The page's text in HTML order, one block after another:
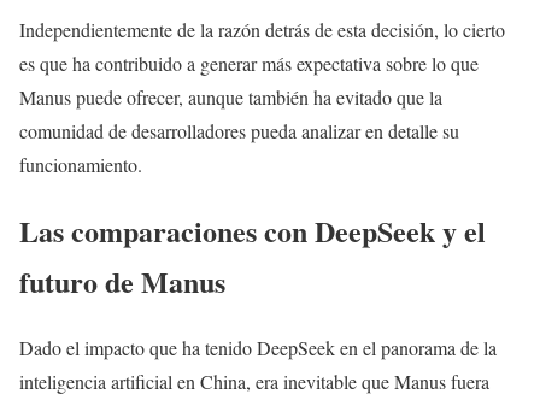
Independientemente de la razón detrás de esta decisión, lo cierto
es que ha contribuido a generar más expectativa sobre lo que
Manus puede ofrecer, aunque también ha evitado que la
comunidad de desarrolladores pueda analizar en detalle su
funcionamiento.
Las comparaciones con DeepSeek y el
futuro de Manus
Dado el impacto que ha tenido DeepSeek en el panorama de la
inteligencia artificial en China, era inevitable que Manus fuera